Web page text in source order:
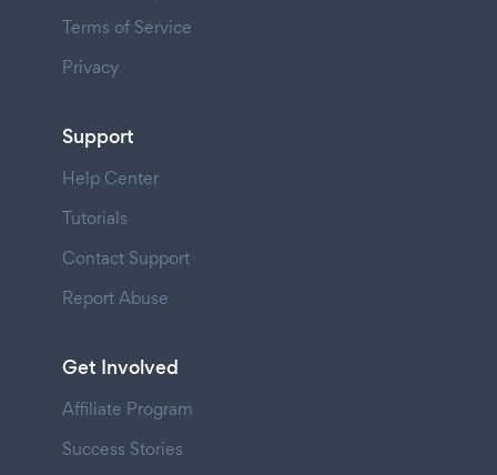
Terms of Service
Privacy
Support
Help Center
Tutorials
Contact Support
Report Abuse
Get Involved
Affiliate Program
Success Stories